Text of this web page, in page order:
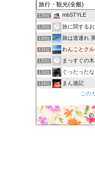
127位 食べる旅人日
128位 mbSTYLE
129位 旅に関する
130位 旅は道連れ
131位 わんことク
132位 まっすぐの木
133位 ぐったった
134位 まん遊記
会津盆地は
136位 Long Dream
137位 日々前進
この
こ